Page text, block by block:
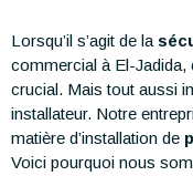
Lorsqu’il s’agit de la
commercial à El-Jadida,
crucial. Mais tout aussi
installateur. Notre
matière d’installation de
Voici pourquoi nous